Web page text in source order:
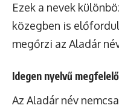
Ezek a nevek
közegben is
megőrzi az Aladár
Idegen nyelvű
Az Aladár név